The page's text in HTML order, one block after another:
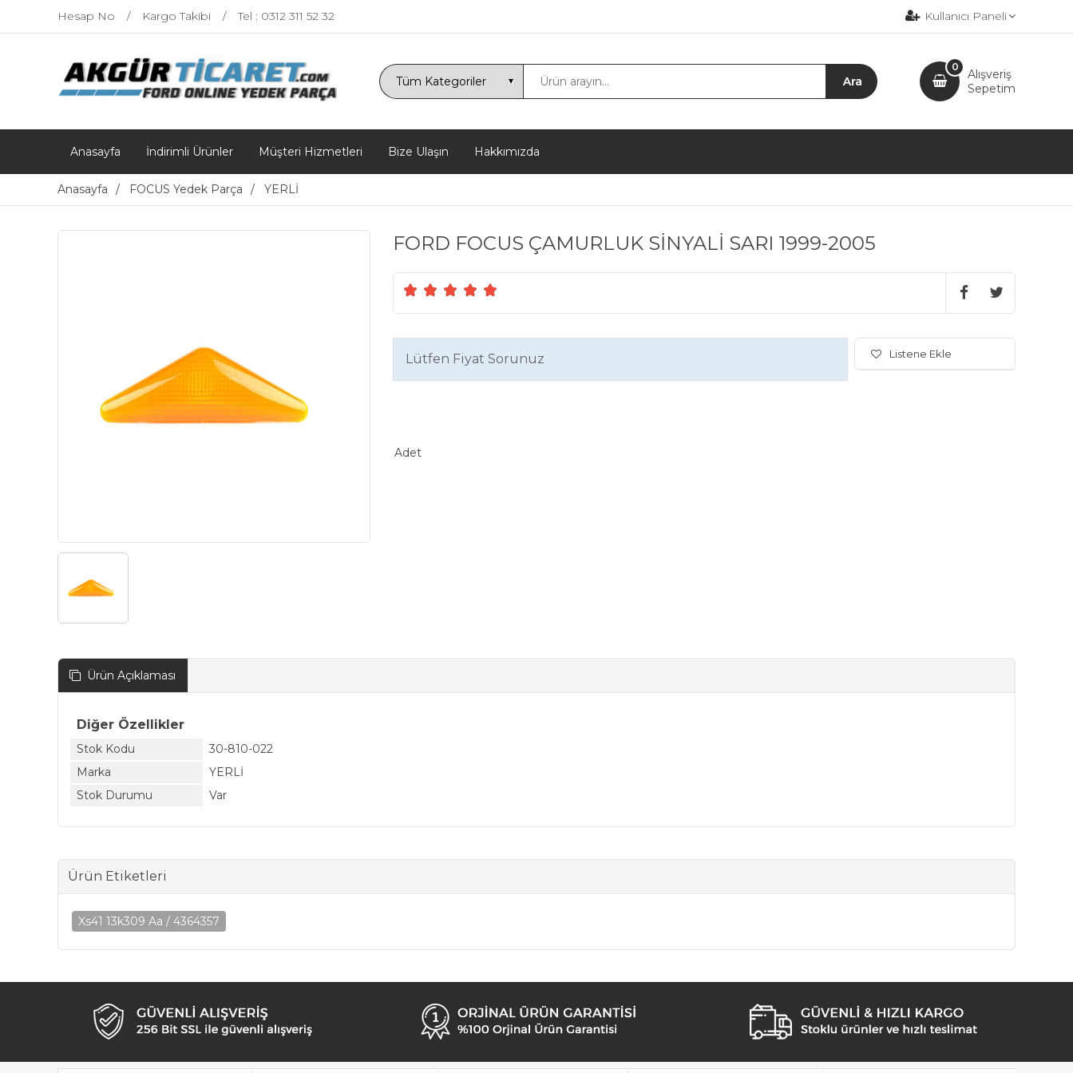
Hesap No Kargo Takibi Tel : 0312 311 52 32 Kullanıcı Paneli
Alışveriş
Sepetim
0
Anasayfa İndirimli Ürünler Müşteri Hizmetleri Bize Ulaşın Hakkımızda
Anasayfa FOCUS Yedek Parça YERLİ
FORD FOCUS ÇAMURLUK SİNYALİ SARI 1999-2005
Lütfen Fiyat Sorunuz
Adet
Listene Ekle
Ürün Açıklaması
Diğer Özellikler
Stok Kodu
30-810-022
Marka
YERLİ
Stok Durumu
Var
Ürün Etiketleri
Xs41 13k309 Aa / 4364357